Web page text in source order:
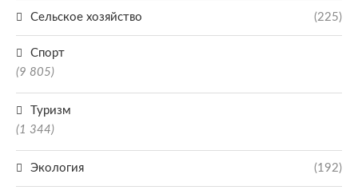
Сельское хозяйство (225)
Спорт
(9 805)
Туризм
(1 344)
Экология (192)